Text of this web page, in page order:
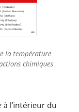
la température
chimiques
à l’intérieur du